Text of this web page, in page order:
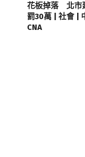
花板掉落 北市
罰30萬 | 社會 |
CNA